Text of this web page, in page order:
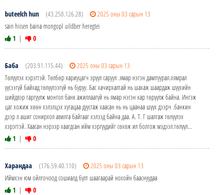
buteelch hun (43.250.126.28)
2025 оны 03 сарын 13
sain hiisen baina mongopl uildber heregtei
1 | 0
Баба (203.91.115.44)
2025 оны 03 сарын 13
Төлүүлэх хэрэгтэй. Төлбөр хариуцагч эрүүл саруул .ямар нэгэн дампуурал.хямрал
үүсээгүй байхад төлүүлээгүй нь буруу. Бас хачирхалтай нь шахаж шаардаж шүүхийн
шийдвэр гаргуулж монгол банк ажиллаагүй нь ямар нэгэн хар төрүүлж байна. Ингэж
цаг хожиж хөөн хэлэлцэх хугацаа дуусгаж хаасан нь нь цаанаа шүүх дээрч .банкин
дээр л ашиг сонирхол авилга байгааг хэлээд байна даа. А. Т. Г шалгаж төлүүлэх
хэрэгтэй. Хаасан нэрээр хаагдсан ийм хэргүүдийг сөхөж ил болгож мэдээл.төлүүл...
1 | 0
Харандаа (176.59.40.110)
2025 оны 03 сарын 13
Иймхэн юм ойлгочоод сошиалд бүлт шаагаарай нохойн бааснуудаа
1 | 0